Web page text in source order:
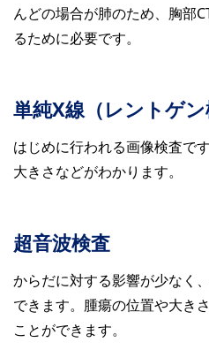
んどの場合が肺のため、胸部
るために必要です。
単純X線（レントゲン
はじめに行われる画像検査で
大きさなどがわかります。
超音波検査
からだに対する影響が少なく
できます。腫瘍の位置や大き
ことができます。